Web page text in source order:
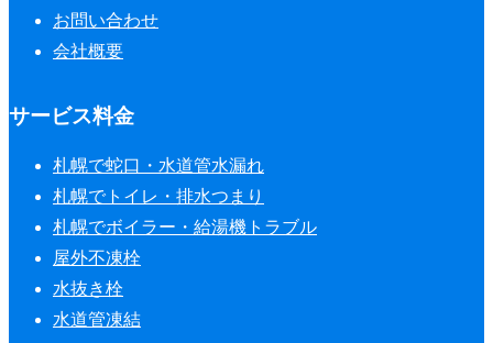
お問い合わせ
会社概要
サービス料金
札幌で蛇口・水道管水漏れ
札幌でトイレ・排水つまり
札幌でボイラー・給湯機トラブル
屋外不凍栓
水抜き栓
水道管凍結